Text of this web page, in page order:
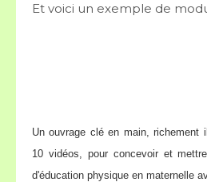
Et voici un exemple de
Un ouvrage clé en main, richement
10 vidéos, pour concevoir et
d'éducation physique en maternelle